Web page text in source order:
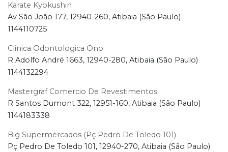
Karate Kyokushin
Av São João 177, 12940-260, Atibaia (São Paulo)
1144110725
Clinica Odontologica Ono
R Adolfo André 1663, 12940-280, Atibaia (São Paulo)
1144132294
Mastergraf Comercio De Revestimentos
R Santos Dumont 322, 12951-160, Atibaia (São Paulo)
1144183338
Big Supermercados (Pç Pedro De Toledo 101)
Pç Pedro De Toledo 101, 12940-270, Atibaia (São Paulo)